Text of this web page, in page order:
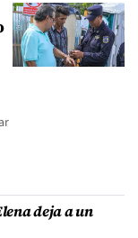
deja a un